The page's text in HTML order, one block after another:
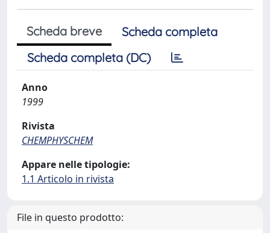
Scheda breve
Scheda completa
Scheda completa (DC)
Anno
1999
Rivista
CHEMPHYSCHEM
Appare nelle tipologie:
1.1 Articolo in rivista
File in questo prodotto: